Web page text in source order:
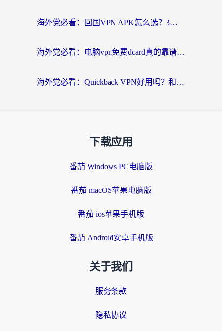
海外党必看：回国VPN APK怎么选？3步教你无缝刷国内剧玩国服
海外党必看：电脑vpn免费dcard真的靠谱吗？教你选对回国加速器无缝访问国内资源
海外党必看：Quickback VPN好用吗？和小黑牛VPN对比哪个回国效果更好？附真实体验+避坑指南
下载应用
番茄 Windows PC电脑版
番茄 macOS苹果电脑版
番茄 ios苹果手机版
番茄 Android安卓手机版
关于我们
服务条款
隐私协议